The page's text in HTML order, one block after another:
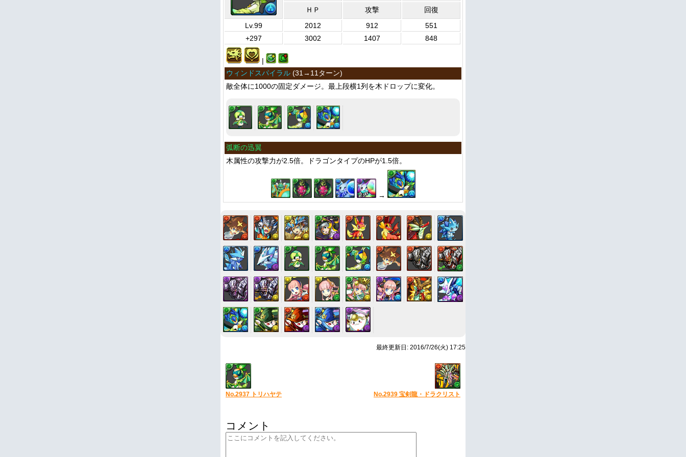
ＨＰ 攻撃
回復
Lv.99
2012 912
551
+297
3002 1407 848
|
ウィンドスパイラル (31→11ターン)
敵全体に1000の固定ダメージ。最上段横1列を木ドロップに変化。
弧断の迅翼
木属性の攻撃力が2.5倍。ドラゴンタイプのHPが1.5倍。
→
最終更新日: 2016/7/26(火) 17:25
No.2937 トリハヤテ No.2939 宝剣龍・ドラクリスト
コメント